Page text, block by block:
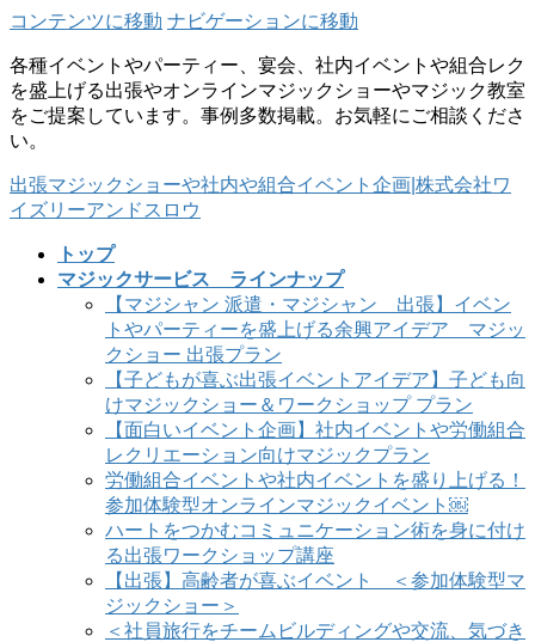
コンテンツに移動 ナビゲーションに移動
各種イベントやパーティー、宴会、社内イベントや組合レク
を盛上げる出張やオンラインマジックショーやマジック教室
をご提案しています。事例多数掲載。お気軽にご相談くださ
い。
出張マジックショーや社内や組合イベント企画|株式会社ワ
イズリーアンドスロウ
トップ
マジックサービス ラインナップ
【マジシャン 派遣・マジシャン 出張】イベン
トやパーティーを盛上げる余興アイデア マジッ
クショー 出張プラン
【子どもが喜ぶ出張イベントアイデア】子ども向
けマジックショー＆ワークショップ プラン
【面白いイベント企画】社内イベントや労働組合
レクリエーション向けマジックプラン
労働組合イベントや社内イベントを盛り上げる！
参加体験型オンラインマジックイベント￼
ハートをつかむコミュニケーション術を身に付け
る出張ワークショップ講座
【出張】高齢者が喜ぶイベント ＜参加体験型マ
ジックショー＞
＜社員旅行をチームビルディングや交流、気づき